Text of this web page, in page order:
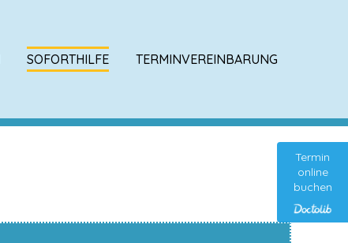
Termin
online
buchen
SOFORTHILFE TERMINVEREINBARUNG